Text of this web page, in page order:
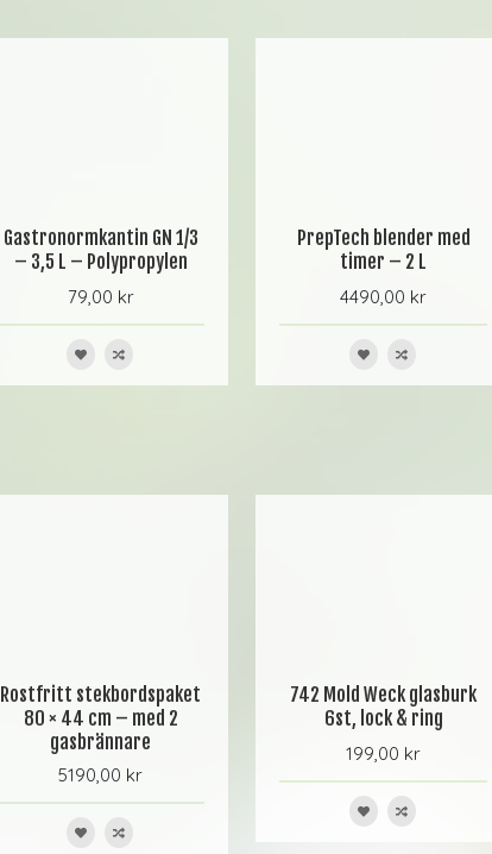
Gastronormkantin GN 1/3
– 3,5 L – Polypropylen
79,00 kr
PrepTech blender med
timer – 2 L
4490,00 kr
Rostfritt stekbordspaket
80 × 44 cm – med 2
gasbrännare
5190,00 kr
742 Mold Weck glasburk
6st, lock & ring
199,00 kr